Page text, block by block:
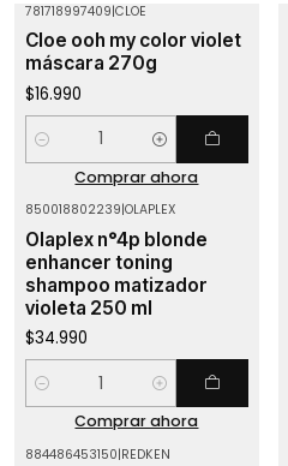
781718997409|CLOE
Cloe ooh my color violet
máscara 270g
$16.990
Cantidad
Comprar ahora
850018802239|OLAPLEX
Olaplex n°4p blonde
enhancer toning
shampoo matizador
violeta 250 ml
$34.990
Cantidad
Comprar ahora
884486453150|REDKEN